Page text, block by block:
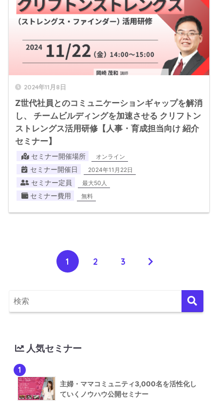
2024年11月8日
Z世代社員とのコミュニケーションギャップを解消
し、 チームビルディングを加速させる クリフトン
ストレングス活用研修【人事・育成担当向け 紹介
セミナー】
セミナー開催場所 オンライン
セミナー開催日 2024年11月22日
セミナー定員 最大50人
セミナー費用 無料
1 2 3
人気セミナー
1
主婦・ママコミュニティ3,000名を活性化し
ていくノウハウ公開セミナー